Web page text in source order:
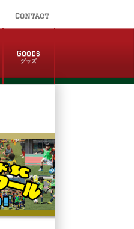
Contact
Goods
グッズ